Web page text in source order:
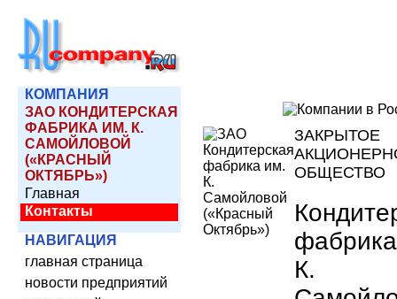
КОМПАНИЯ
ЗАО КОНДИТЕРСКАЯ
ФАБРИКА ИМ. К.
САМОЙЛОВОЙ
(«КРАСНЫЙ
ОКТЯБРЬ»)
Главная
Контакты
НАВИГАЦИЯ
главная страница
новости предприятий
ЗАКРЫТОЕ
ОБЩЕСТВО
К.